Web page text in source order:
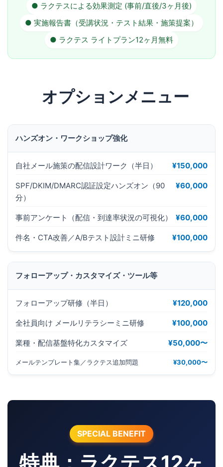
● ラクテスによる効果測定 (事前/直後/3ヶ月後)
● 実施報告書（受講状況・テスト結果・施策提案）
● ラクテス ライトプラン12ヶ月無料
オプションメニュー
ハンズオン・ワークショップ強化
自社メール施策の配信設計ワーク（半日） ¥150,000
SPF/DKIM/DMARC認証設定ハンズオン（90
分）
¥60,000
事前アンケート（配信・到達率状況の可視化） ¥60,000
件名・CTA改善／A/Bテスト設計ミニ研修 ¥100,000
フォローアップ・カスタマイズ・ツール等
フォローアップ研修（半日） ¥120,000
全社員向け メールリテラシーミニ研修 ¥100,000
業種・配信基盤特化カスタマイズ ¥50,000〜
メールテンプレート集／ラクテス追加問題 ¥30,000〜
SPECIAL BENEFIT